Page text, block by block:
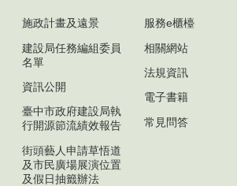
施政計畫及遠景
建設局任務編組委員
名單
資訊公開
臺中市政府建設局執
行開源節流績效報告
街頭藝人申請草悟道
及市民廣場展演位置
及假日抽籤辦法
服務e櫃檯
相關網站
法規資訊
電子書籍
常見問答